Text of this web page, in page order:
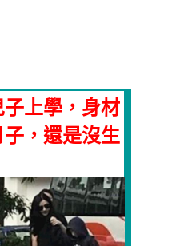
上學，身材
，還是沒生